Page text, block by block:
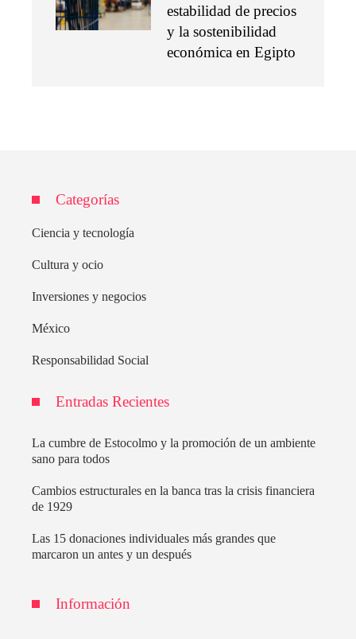
estabilidad de precios
y la sostenibilidad
económica en Egipto
Categorías
Ciencia y tecnología
Cultura y ocio
Inversiones y negocios
México
Responsabilidad Social
Entradas Recientes
La cumbre de Estocolmo y la promoción de un ambiente
sano para todos
Cambios estructurales en la banca tras la crisis financiera
de 1929
Las 15 donaciones individuales más grandes que
marcaron un antes y un después
Información